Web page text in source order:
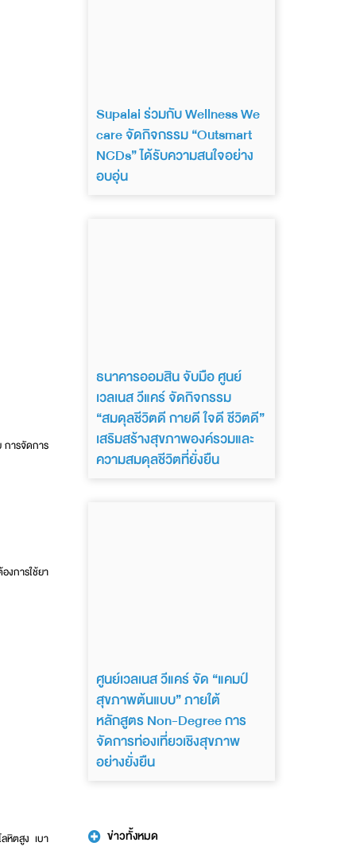
การจัดการ
การใช้ยา
หิตสูง เบา
Supalai ร่วมกับ Wellness We
care จัดกิจกรรม “Outsmart
NCDs” ได้รับความสนใจอย่าง
อบอุ่น
ธนาคารออมสิน จับมือ ศูนย์
เวลเนส วีแคร์ จัดกิจกรรม
“สมดุลชีวิตดี กายดี ใจดี ชีวิตดี”
เสริมสร้างสุขภาพองค์รวมและ
ความสมดุลชีวิตที่ยั่งยืน
ศูนย์เวลเนส วีแคร์ จัด “แคมป์
สุขภาพต้นแบบ” ภายใต้
หลักสูตร Non-Degree การ
จัดการท่องเที่ยวเชิงสุขภาพ
อย่างยั่งยืน
ข่าวทั้งหมด